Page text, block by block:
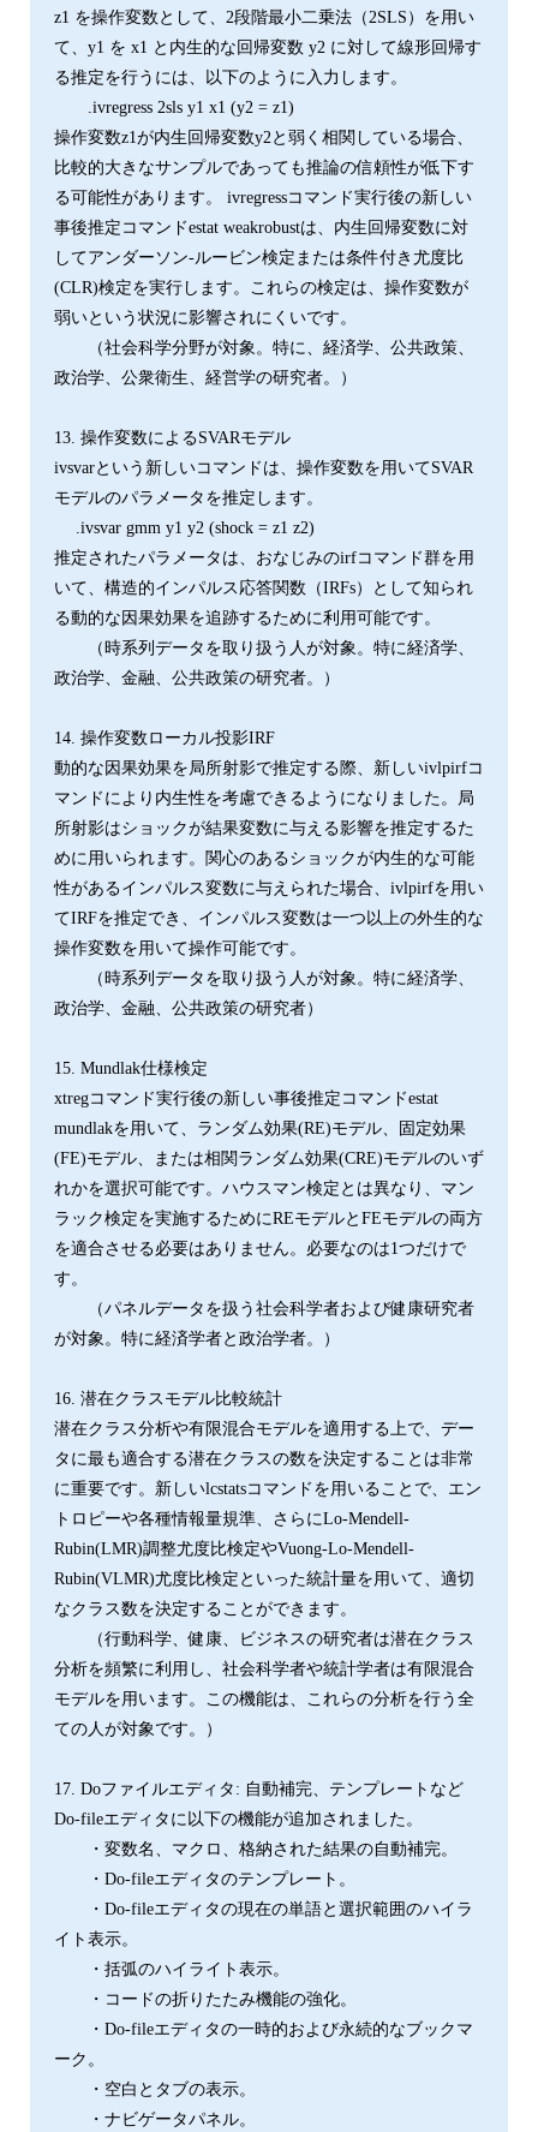
z1 を操作変数として、2段階最小二乗法（2SLS）を用い
て、y1 を x1 と内生的な回帰変数 y2 に対して線形回帰す
る推定を行うには、以下のように入力します。
.ivregress 2sls y1 x1 (y2 = z1)
操作変数z1が内生回帰変数y2と弱く相関している場合、
比較的大きなサンプルであっても推論の信頼性が低下す
る可能性があります。 ivregressコマンド実行後の新しい
事後推定コマンドestat weakrobustは、内生回帰変数に対
してアンダーソン-ルービン検定または条件付き尤度比
(CLR)検定を実行します。これらの検定は、操作変数が
弱いという状況に影響されにくいです。
（社会科学分野が対象。特に、経済学、公共政策、
政治学、公衆衛生、経営学の研究者。）
13. 操作変数によるSVARモデル
ivsvarという新しいコマンドは、操作変数を用いてSVAR
モデルのパラメータを推定します。
.ivsvar gmm y1 y2 (shock = z1 z2)
推定されたパラメータは、おなじみのirfコマンド群を用
いて、構造的インパルス応答関数（IRFs）として知られ
る動的な因果効果を追跡するために利用可能です。
（時系列データを取り扱う人が対象。特に経済学、
政治学、金融、公共政策の研究者。）
14. 操作変数ローカル投影IRF
動的な因果効果を局所射影で推定する際、新しいivlpirfコ
マンドにより内生性を考慮できるようになりました。局
所射影はショックが結果変数に与える影響を推定するた
めに用いられます。関心のあるショックが内生的な可能
性があるインパルス変数に与えられた場合、ivlpirfを用い
てIRFを推定でき、インパルス変数は一つ以上の外生的な
操作変数を用いて操作可能です。
（時系列データを取り扱う人が対象。特に経済学、
政治学、金融、公共政策の研究者）
15. Mundlak仕様検定
xtregコマンド実行後の新しい事後推定コマンドestat
mundlakを用いて、ランダム効果(RE)モデル、固定効果
(FE)モデル、または相関ランダム効果(CRE)モデルのいず
れかを選択可能です。ハウスマン検定とは異なり、マン
ラック検定を実施するためにREモデルとFEモデルの両方
を適合させる必要はありません。必要なのは1つだけで
す。
（パネルデータを扱う社会科学者および健康研究者
が対象。特に経済学者と政治学者。）
16. 潜在クラスモデル比較統計
潜在クラス分析や有限混合モデルを適用する上で、デー
タに最も適合する潜在クラスの数を決定することは非常
に重要です。新しいlcstatsコマンドを用いることで、エン
トロピーや各種情報量規準、さらにLo-Mendell-
Rubin(LMR)調整尤度比検定やVuong-Lo-Mendell-
Rubin(VLMR)尤度比検定といった統計量を用いて、適切
なクラス数を決定することができます。
（行動科学、健康、ビジネスの研究者は潜在クラス
分析を頻繁に利用し、社会科学者や統計学者は有限混合
モデルを用います。この機能は、これらの分析を行う全
ての人が対象です。）
17. Doファイルエディタ: 自動補完、テンプレートなど
Do-fileエディタに以下の機能が追加されました。
・変数名、マクロ、格納された結果の自動補完。
・Do-fileエディタのテンプレート。
・Do-fileエディタの現在の単語と選択範囲のハイラ
イト表示。
・括弧のハイライト表示。
・コードの折りたたみ機能の強化。
・Do-fileエディタの一時的および永続的なブックマ
ーク。
・空白とタブの表示。
・ナビゲータパネル。